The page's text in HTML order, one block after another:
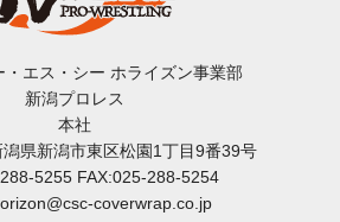
・エス・シー ホライズン事業部
新潟プロレス
本社
県新潟市東区松園1丁目9番39号
5255 FAX:025-288-5254
coverwrap.co.jp